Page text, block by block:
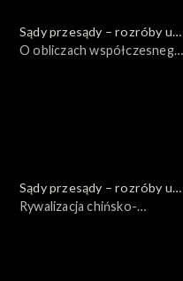
Sądy przesądy – rozróby u
Kuby
O obliczach współczesnego
Sądy przesądy – rozróby u
Kuby
Rywalizacja chińsko-